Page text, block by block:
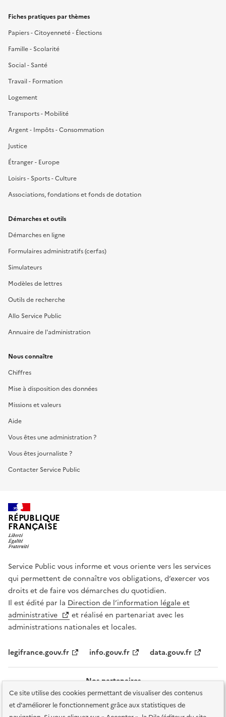
Ce site utilise des cookies permettant de visualiser des contenus
et d'améliorer le fonctionnement grâce aux statistiques de
Fiches pratiques par thèmes
Papiers - Citoyenneté - Élections
Famille - Scolarité
Social - Santé
Travail - Formation
Logement
Transports - Mobilité
Argent - Impôts - Consommation
Justice
Étranger - Europe
Loisirs - Sports - Culture
Associations, fondations et fonds de dotation
Démarches et outils
Démarches en ligne
Formulaires administratifs (cerfas)
Simulateurs
Modèles de lettres
Outils de recherche
Allo Service Public
Annuaire de l'administration
Nous connaître
Chiffres
Mise à disposition des données
Missions et valeurs
Aide
Vous êtes une administration ?
Vous êtes journaliste ?
Contacter Service Public
RÉPUBLIQUE
FRANÇAISE
Service Public vous informe et vous oriente vers les services
qui permettent de connaître vos obligations, d’exercer vos
droits et de faire vos démarches du quotidien.
Il est édité par la Direction de l’information légale et
administrative
et réalisé en partenariat avec les
administrations nationales et locales.
legifrance.gouv.fr info.gouv.fr data.gouv.fr
Nos partenaires